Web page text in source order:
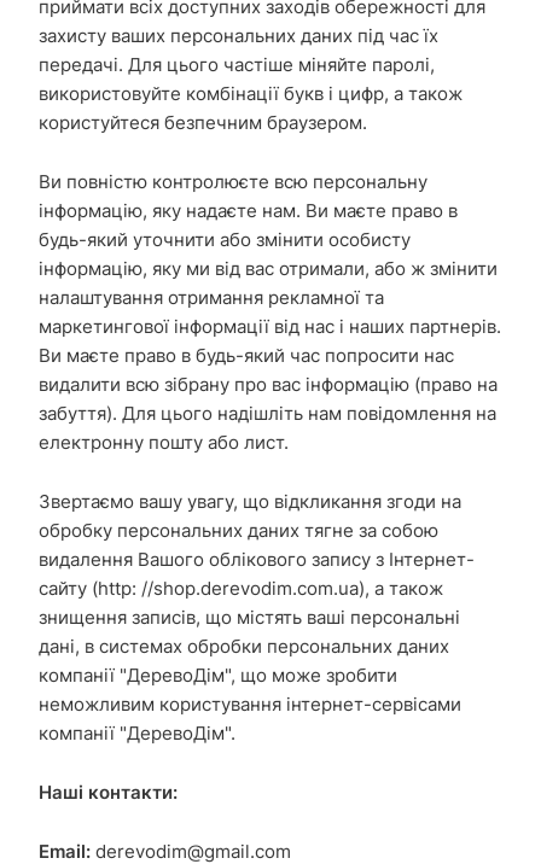
приймати всіх доступних заходів обережності для
захисту ваших персональних даних під час їх
передачі. Для цього частіше міняйте паролі,
використовуйте комбінації букв і цифр, а також
користуйтеся безпечним браузером.
Ви повністю контролюєте всю персональну
інформацію, яку надаєте нам. Ви маєте право в
будь-який уточнити або змінити особисту
інформацію, яку ми від вас отримали, або ж змінити
налаштування отримання рекламної та
маркетингової інформації від нас і наших партнерів.
Ви маєте право в будь-який час попросити нас
видалити всю зібрану про вас інформацію (право на
забуття). Для цього надішліть нам повідомлення на
електронну пошту або лист.
Звертаємо вашу увагу, що відкликання згоди на
обробку персональних даних тягне за собою
видалення Вашого облікового запису з Інтернет-
сайту (http: //shop.derevodim.com.ua), а також
знищення записів, що містять ваші персональні
дані, в системах обробки персональних даних
компанії "ДеревоДім", що може зробити
неможливим користування інтернет-сервісами
компанії "ДеревоДім".
Наші контакти:
Email: derevodim@gmail.com